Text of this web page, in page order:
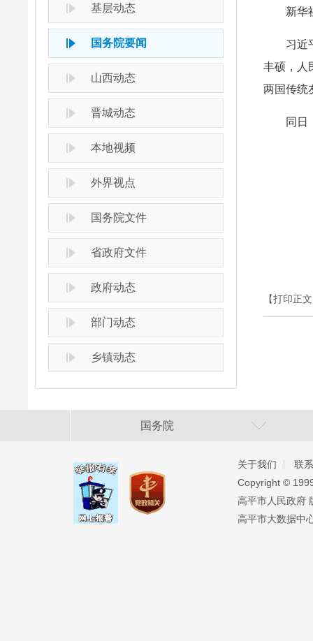
基层动态
国务院要闻
山西动态
晋城动态
本地视频
外界视点
国务院文件
省政府文件
政府动态
部门动态
乡镇动态
新华
习近
丰硕，人
两国传统
同日
【打印正
国务院
关于我们
联
Copyright ©️
高平市人民政府
高平市大数据